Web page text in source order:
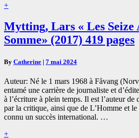
+Read
Mytting,
Lars
« Les
Arbres
de
la
Somme»
(2017)
419
pages
Mytting, Lars « Les Seize
Somme» (2017) 419 pages
By Catherine | 7 mai 2024
Auteur: Né le 1 mars 1968 à Fåvang
entamé une carrière de journaliste et
à l’écriture à plein temps. Il est l’auteur de
par la critique, ainsi que de L’Homme et
connu un succès international. …
+Read